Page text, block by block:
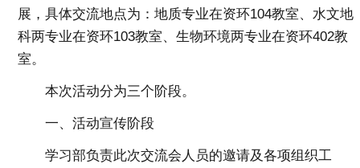
展，具体交流地点为：地质专业在资环104教室、水文地
科两专业在资环103教室、生物环境两专业在资环402教
室。
本次活动分为三个阶段。
一、活动宣传阶段
学习部负责此次交流会人员的邀请及各项组织工